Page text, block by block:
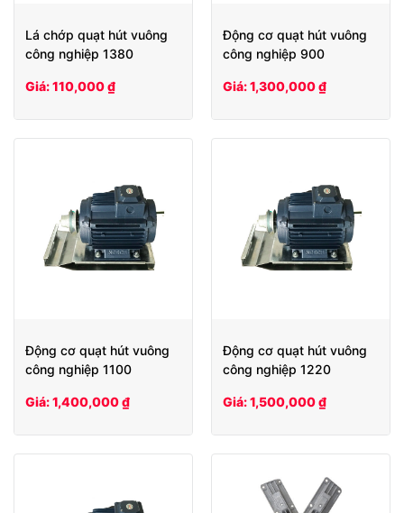
Lá chớp quạt hút vuông
công nghiệp 1380
Giá: 110,000 ₫
Động cơ quạt hút vuông
công nghiệp 900
Giá: 1,300,000 ₫
Động cơ quạt hút vuông
công nghiệp 1100
Giá: 1,400,000 ₫
Động cơ quạt hút vuông
công nghiệp 1220
Giá: 1,500,000 ₫